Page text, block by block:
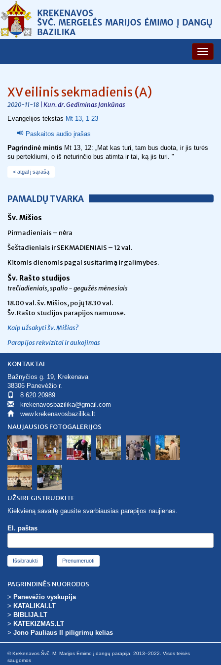
XV eilinis sekmadienis (A)
2020-11-18 | Kun. dr. Gediminas Jankūnas
Evangelijos tekstas Mt 13, 1-23
Paskaitos audio įrašas
Pagrindinė mintis Mt 13, 12: „ Mat kas turi, tam bus duota, ir jis turės
su pertekliumi, o iš neturinčio bus atimta ir tai, ką jis turi. "
< atgal į sąrašą
PAMALDŲ TVARKA
Šv. Mišios
Pirmadieniais – nėra
Šeštadieniais ir SEKMADIENIAIS – 12 val.
Kitomis dienomis pagal susitarimą ir galimybes.
Šv. Rašto studijos
trečiadieniais, spalio - gegužės mėnesiais
18.00 val.šv. Mišios, po jų 18.30 val.
Šv. Rašto studijos parapijos namuose.
Kaip užsakyti šv. Mišias?
Parapijos rekvizitai ir aukojimas
KONTAKTAI
Bažnyčios g. 19, Krekenava
38306 Panevėžio r.
8 620 20989
krekenavosbazilika@gmail.com
www.krekenavosbazilika.lt
NAUJAUSIOS FOTOGALERIJOS
UŽSIREGISTRUOKITE
Kiekvieną savaitę gausite svarbiausias parapijos naujienas.
El. paštas
Išsibraukti
PAGRINDINĖS NUORODOS
> Panevėžio vyskupija
> KATALIKAI.LT
> BIBLIJA.LT
> KATEKIZMAS.LT
> Jono Pauliaus II piligrimų kelias
© Krekenavos Švč. M. Marijos Ėmimo į dangų parapija, 2013–2022. Visos teisės
saugomos